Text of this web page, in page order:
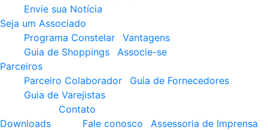
Envie sua Notícia
Seja um Associado
Programa Constelar
Vantagens
Guia de Shoppings
Associe-se
Parceiros
Parceiro Colaborador
Guia de Fornecedores
Guia de Varejistas
Downloads
Contato
Fale conosco
Assessoria de Imprensa